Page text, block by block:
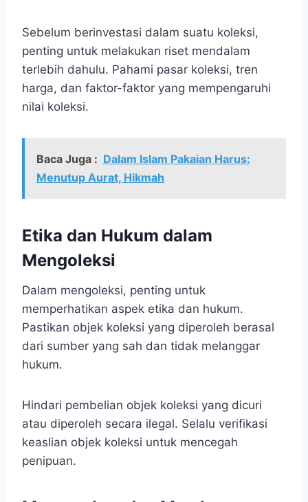
Sebelum berinvestasi dalam suatu koleksi,
penting untuk melakukan riset mendalam
terlebih dahulu. Pahami pasar koleksi, tren
harga, dan faktor-faktor yang mempengaruhi
nilai koleksi.
Baca Juga : Dalam Islam Pakaian Harus:
Menutup Aurat, Hikmah
Etika dan Hukum dalam
Mengoleksi
Dalam mengoleksi, penting untuk
memperhatikan aspek etika dan hukum.
Pastikan objek koleksi yang diperoleh berasal
dari sumber yang sah dan tidak melanggar
hukum.
Hindari pembelian objek koleksi yang dicuri
atau diperoleh secara ilegal. Selalu verifikasi
keaslian objek koleksi untuk mencegah
penipuan.